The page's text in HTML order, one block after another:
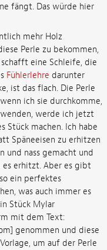
fängt. Das würde hier
mehr Holz
Perle zu bekommen,
eine Schleife, die
Fühlerlehre darunter
ist das flach. Die Perle
ich sie durchkomme,
werde ich jetzt
Stück machen. Ich habe
Späneeisen zu erhitzen
und nass gemacht und
erhitzt. Aber es gibt
ein perfektes
was auch immer es
Stück Mylar
mit dem Text:
genommen und diese
um auf der Perle